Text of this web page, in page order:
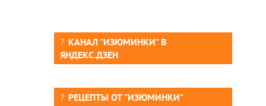
КАНАЛ "ИЗЮМИНКИ" В
ЯНДЕКС.ДЗЕН
РЕЦЕПТЫ ОТ "ИЗЮМИНКИ"